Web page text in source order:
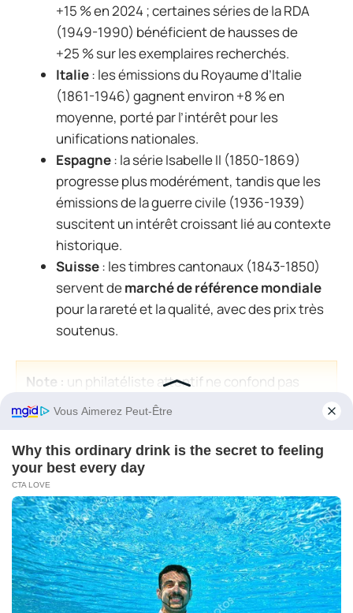
+15 % en 2024 ; certaines séries de la RDA
(1949-1990) bénéficient de hausses de
+25 % sur les exemplaires recherchés.
Italie: les émissions du Royaume d’Italie
(1861-1946) gagnent environ +8 % en
moyenne, porté par l’intérêt pour les
unifications nationales.
Espagne: la série Isabelle II (1850-1869)
progresse plus modérément, tandis que les
émissions de la guerre civile (1936-1939)
suscitent un intérêt croissant lié au contexte
historique.
Suisse: les timbres cantonaux (1843-1850)
servent demarché de référence mondiale
pour la rareté et la qualité, avec des prix très
soutenus.
Note : un philatéliste attentif ne confond pas
passion et spéculation rapide. Il suit la cote, mais
construit son ensemble sur la cohérence, la
qualité et la documentation, ce qui crée une
valeur structurée dans le temps.
Pourquoi certains philatélistes
ciblent la rareté ?
Le moteur principal reste le plaisir de collectionner,
mais lararetéoccupe une place centrale dans les
Répondre maintenant